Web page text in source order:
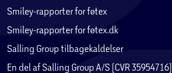
Smiley-rapporter for føtex
Smiley-rapporter for føtex.dk
Salling Group tilbagekaldelser
En del af Salling Group A/S (CVR 35954716)